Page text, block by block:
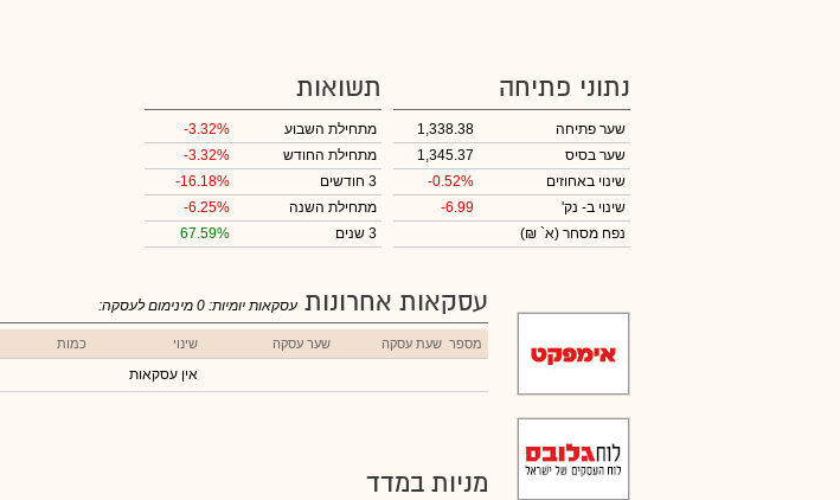
נתוני פתיחה
שער פתיחה
1,338.38
שער בסיס
1,345.37
שינוי באחוזים
-0.52%
שינוי ב- נק'
-6.99
נפח מסחר (א` ₪)
תשואות
מתחילת השבוע
-3.32%
מתחילת החודש
-3.32%
3 חודשים
-16.18%
מתחילת השנה
-6.25%
3 שנים
67.59%
עסקאות אחרונות עסקאות יומיות: 0 מינימום לעסקה:
מספר שעת עסקה שער עסקה שינוי כמות
אין עסקאות
מניות במדד